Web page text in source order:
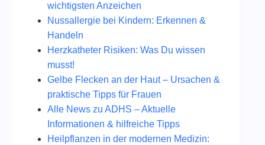
wichtigsten Anzeichen
Nussallergie bei Kindern: Erkennen &
Handeln
Herzkatheter Risiken: Was Du wissen
musst!
Gelbe Flecken an der Haut – Ursachen &
praktische Tipps für Frauen
Alle News zu ADHS – Aktuelle
Informationen & hilfreiche Tipps
Heilpflanzen in der modernen Medizin: